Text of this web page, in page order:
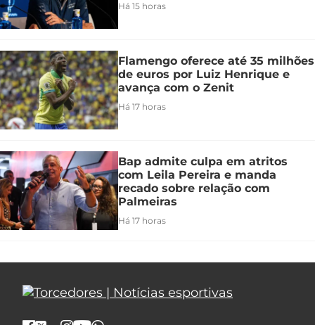
Há 15 horas
Flamengo oferece até 35 milhões
de euros por Luiz Henrique e
avança com o Zenit
Há 17 horas
Bap admite culpa em atritos
com Leila Pereira e manda
recado sobre relação com
Palmeiras
Há 17 horas